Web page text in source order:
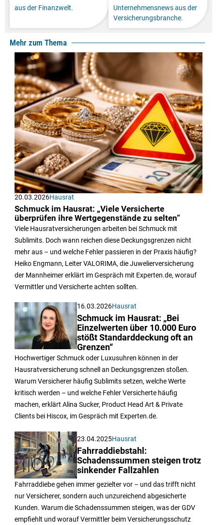
aus der Finanzwelt.
Unternehmensnews aus der
Versicherungsbranche.
Mehr zum Thema
20.03.2026Hausrat
Schmuck im Hausrat: „Viele Versicherte
überprüfen ihre Wertgegenstände zu selten“
Viele Hausratversicherungen arbeiten bei Schmuck mit
Sublimits. Doch wann reichen diese Deckungsgrenzen nicht
mehr aus – und welche Fehler passieren in der Praxis häufig?
Heiko Engmann, Leiter VALORIMA, die Juwelierversicherung
der Mannheimer erklärt im Gespräch mit Experten.de, worauf
Vermittler und Versicherte achten sollten.
16.03.2026Hausrat
Schmuck im Hausrat: „Bei
Einzelwerten über 10.000 Euro
stößt Standarddeckung oft an
Grenzen“
Hochwertiger Schmuck oder Luxusuhren können in der
Hausratversicherung schnell an Deckungsgrenzen stoßen.
Warum Versicherer häufig Sublimits setzen, welche Werte
kritisch werden – und welche Fehler Versicherte häufig
machen, erklärt Alina Sucker, Product Head Art & Private
Clients bei Hiscox, im Gespräch mit Experten.de.
23.04.2025Hausrat
Fahrraddiebstahl:
Schadenssummen steigen trotz
sinkender Fallzahlen
Fahrraddiebe gehen immer gezielter vor – und das trifft nicht
nur Versicherer, sondern auch unzureichend abgesicherte
Kunden. Warum die Schadenssummen steigen, was der GDV
empfiehlt und worauf Vermittler beim Versicherungsschutz